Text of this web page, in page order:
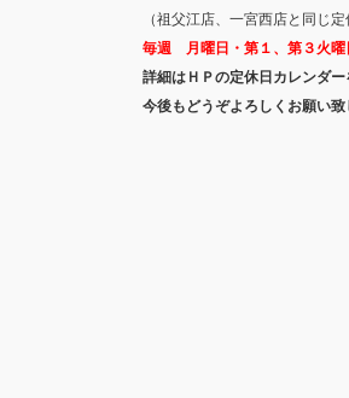
（祖父江店、一宮西店と同じ定
毎週 月曜日・第１、第３火曜
詳細はＨＰの定休日カレンダ
今後もどうぞよろしくお願い致